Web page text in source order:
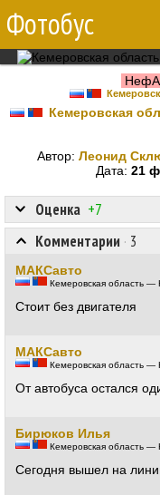
Фотобус
Кемеровская
Автор: Леонид
Дата: 21
Оценка +7
Комментарии · 3
МАКСавто
Кемеровская область —
Стоит без двигателя
МАКСавто
Кемеровская область —
От автобуса остался
Бирюков Илья
Кемеровская область —
Сегодня вышел на